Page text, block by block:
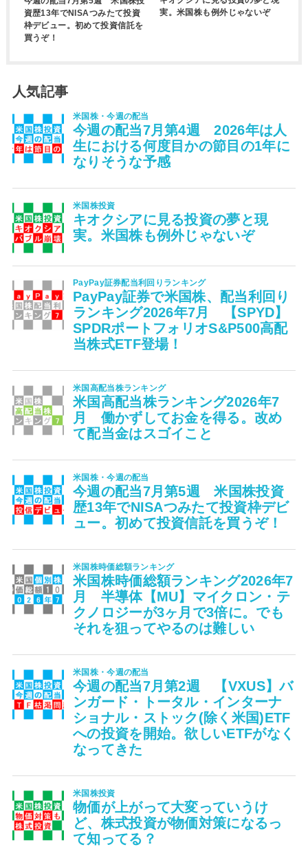
資歴13年でNISAつみたて投資
枠デビュー。初めて投資信託を
買うぞ！
実。米国株も例外じゃないぞ
人気記事